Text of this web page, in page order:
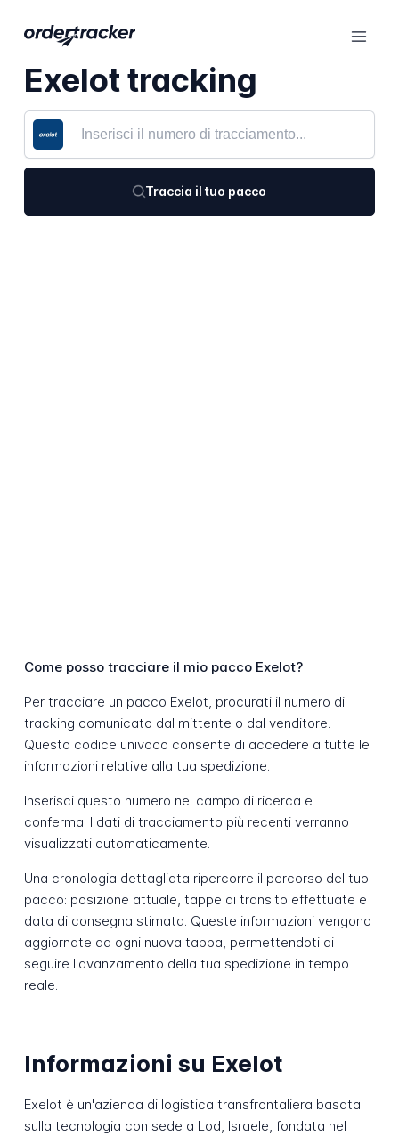
Exelot tracking
Traccia il tuo pacco
Come posso tracciare il mio pacco Exelot?
Per tracciare un pacco Exelot, procurati il numero di
tracking comunicato dal mittente o dal venditore.
Questo codice univoco consente di accedere a tutte le
informazioni relative alla tua spedizione.
Inserisci questo numero nel campo di ricerca e
conferma. I dati di tracciamento più recenti verranno
visualizzati automaticamente.
Una cronologia dettagliata ripercorre il percorso del tuo
pacco: posizione attuale, tappe di transito effettuate e
data di consegna stimata. Queste informazioni vengono
aggiornate ad ogni nuova tappa, permettendoti di
seguire l'avanzamento della tua spedizione in tempo
reale.
Informazioni su Exelot
Exelot è un'azienda di logistica transfrontaliera basata
sulla tecnologia con sede a Lod, Israele, fondata nel